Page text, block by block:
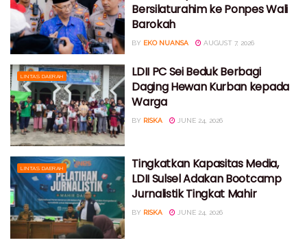
Bersilaturahim ke Ponpes Wali
Barokah
BY EKO NUANSA AUGUST 7, 2026
LINTAS DAERAH
LDII PC Sei Beduk Berbagi
Daging Hewan Kurban kepada
Warga
BY RISKA JUNE 24, 2026
LINTAS DAERAH
Tingkatkan Kapasitas Media,
LDII Sulsel Adakan Bootcamp
Jurnalistik Tingkat Mahir
BY RISKA JUNE 24, 2026